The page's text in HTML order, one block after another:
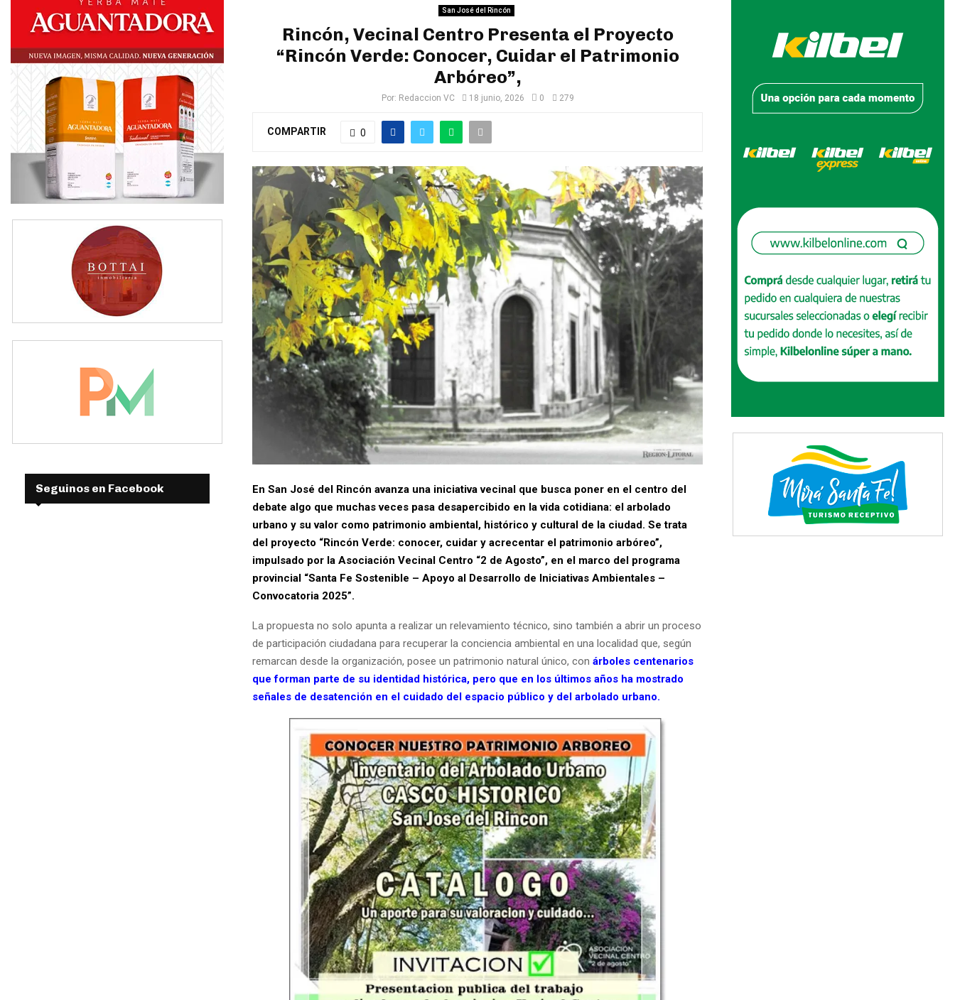
San José del Rincón
Rincón, Vecinal Centro Presenta el Proyecto
“Rincón Verde: Conocer, Cuidar el Patrimonio
Arbóreo”,
Por: Redaccion VC 18 junio, 2026 0 279
COMPARTIR 0
En San José del Rincón avanza una iniciativa vecinal que busca poner en el centro del
debate algo que muchas veces pasa desapercibido en la vida cotidiana: el arbolado
urbano y su valor como patrimonio ambiental, histórico y cultural de la ciudad. Se trata
del proyecto “Rincón Verde: conocer, cuidar y acrecentar el patrimonio arbóreo”,
impulsado por la Asociación Vecinal Centro “2 de Agosto”, en el marco del programa
provincial “Santa Fe Sostenible – Apoyo al Desarrollo de Iniciativas Ambientales –
Convocatoria 2025”.
La propuesta no solo apunta a realizar un relevamiento técnico, sino también a abrir un proceso
de participación ciudadana para recuperar la conciencia ambiental en una localidad que, según
remarcan desde la organización, posee un patrimonio natural único, con árboles centenarios
que forman parte de su identidad histórica, pero que en los últimos años ha mostrado
señales de desatención en el cuidado del espacio público y del arbolado urbano.
Seguinos en Facebook